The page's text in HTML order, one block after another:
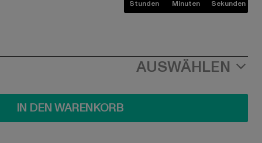
Stunden Minuten Sekunden
AUSWÄHLEN
IN DEN WARENKORB